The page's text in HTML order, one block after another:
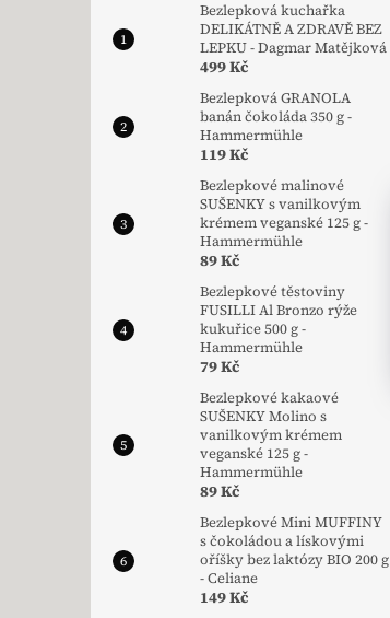
Bezlepková kuchařka
DELIKÁTNĚ A ZDRAVĚ BEZ
LEPKU - Dagmar Matějková
499 Kč
Bezlepková GRANOLA
banán čokoláda 350 g -
Hammermühle
119 Kč
Bezlepkové malinové
SUŠENKY s vanilkovým
krémem veganské 125 g -
Hammermühle
89 Kč
Bezlepkové těstoviny
FUSILLI Al Bronzo rýže
kukuřice 500 g -
Hammermühle
79 Kč
Bezlepkové kakaové
SUŠENKY Molino s
vanilkovým krémem
veganské 125 g -
Hammermühle
89 Kč
Bezlepkové Mini MUFFINY
s čokoládou a lískovými
oříšky bez laktózy BIO 200 g
- Celiane
149 Kč